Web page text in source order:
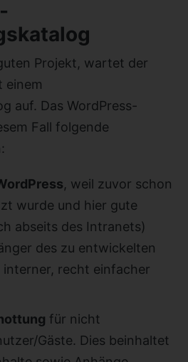
Projekt, wartet der
einem
auf. Das WordPress-
Fall folgende
, weil zuvor schon
wurde und hier gute
abseits des Intranets)
des zu entwickelten
recht einfacher
für nicht
Gäste. Dies beinhaltet